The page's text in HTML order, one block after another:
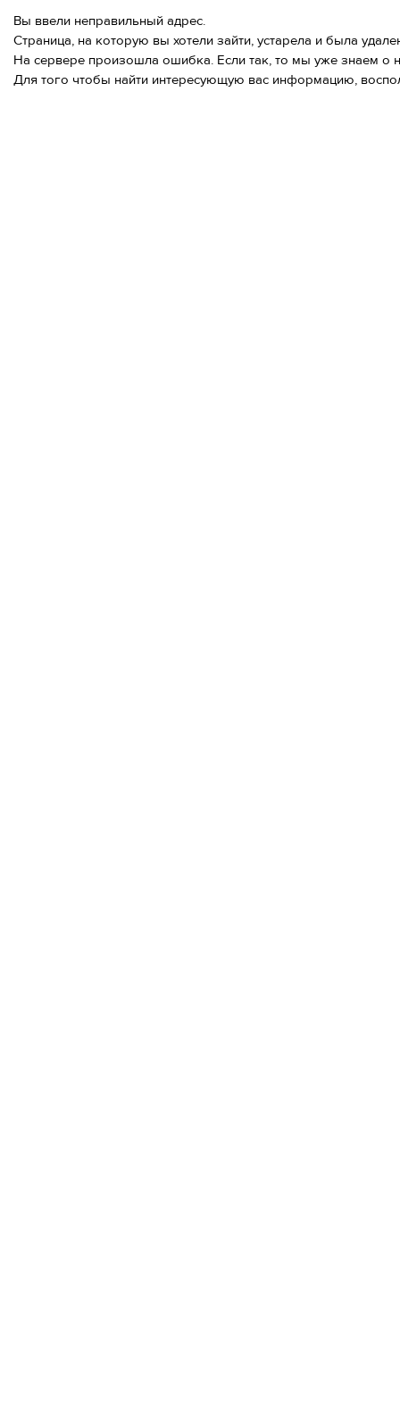
Вы ввели неправильный адрес.
Страница, на которую вы хотели зайти, устарела и была
На сервере произошла ошибка. Если так, то мы уже знаем о
Для того чтобы найти интересующую вас информацию,